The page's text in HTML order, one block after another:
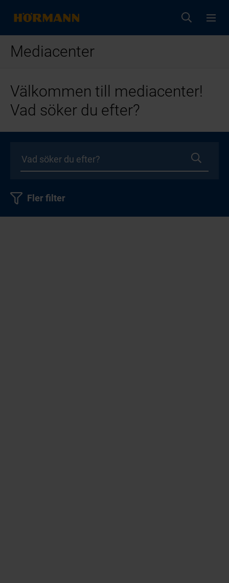
Mediacenter
Välkommen till mediacenter!
Vad söker du efter?
Fler filter